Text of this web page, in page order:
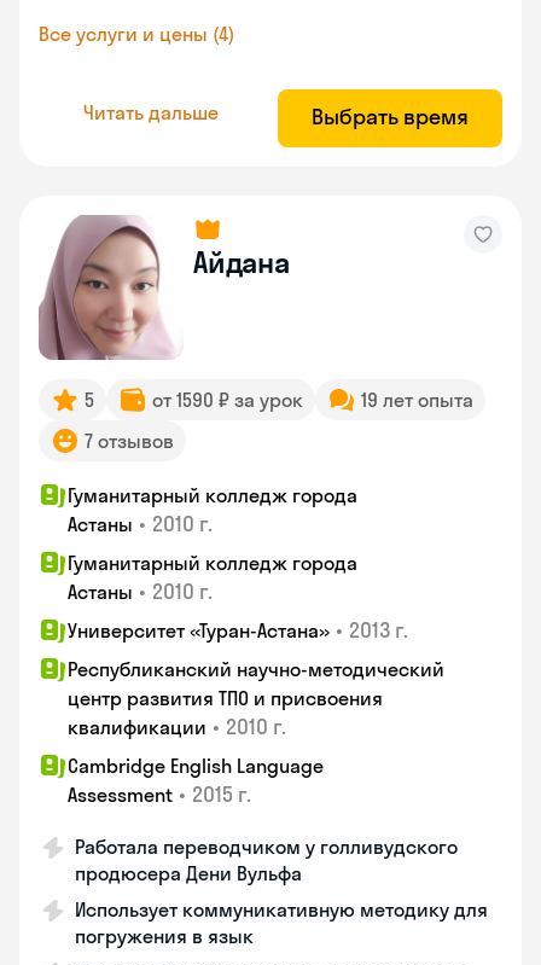
Все услуги и цены (4)
Читать дальше Выбрать время
Айдана
5 от 1590 ₽ за урок
19 лет опыта
7 отзывов
Гуманитарный колледж города
Астаны • 2010 г.
Гуманитарный колледж города
Астаны • 2010 г.
Университет «Туран-Астана» • 2013 г.
Республиканский научно-методический
центр развития ТПО и присвоения
квалификации • 2010 г.
Cambridge English Language
Assessment • 2015 г.
Работала переводчиком у голливудского
продюсера Дени Вульфа
Использует коммуникативную методику для
погружения в язык